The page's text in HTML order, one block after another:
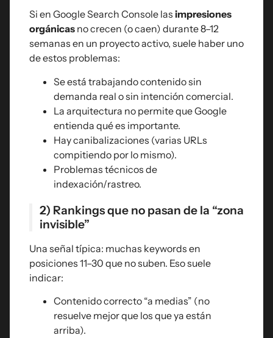
Si en Google Search Console las impresiones
orgánicas no crecen (o caen) durante 8–12
semanas en un proyecto activo, suele haber uno
de estos problemas:
Se está trabajando contenido sin
demanda real o sin intención comercial.
La arquitectura no permite que Google
entienda qué es importante.
Hay canibalizaciones (varias URLs
compitiendo por lo mismo).
Problemas técnicos de
indexación/rastreo.
2) Rankings que no pasan de la “zona
invisible”
Una señal típica: muchas keywords en
posiciones 11–30 que no suben. Eso suele
indicar:
Contenido correcto “a medias” (no
resuelve mejor que los que ya están
arriba).